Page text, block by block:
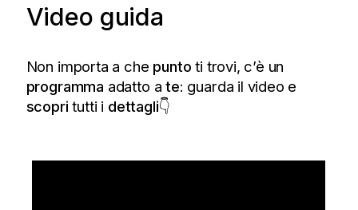
Video guida
Non importa a che punto ti trovi, c’è un
programma adatto ate: guarda il video e
scopri tutti i dettagli👇